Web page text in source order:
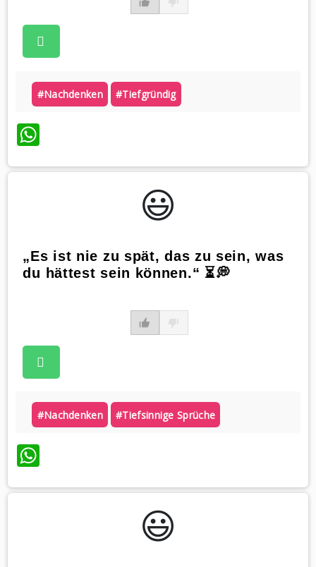
#nachdenken #tiefgründig
WhatsApp
😃️
„Es ist nie zu spät, das zu sein, was
du hättest sein können.“ ⏳💭
#nachdenken #tiefsinnige Sprüche
WhatsApp
😃️